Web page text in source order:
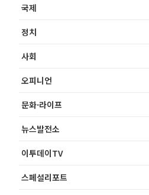
국제
정치
사회
오피니언
문화·라이프
뉴스발전소
이투데이TV
스페셜리포트